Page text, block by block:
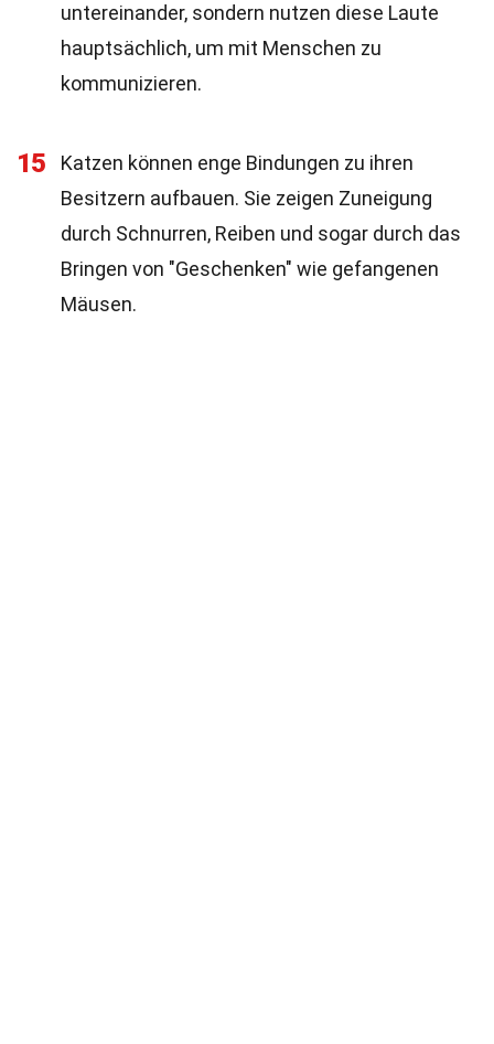
untereinander, sondern nutzen diese Laute
hauptsächlich, um mit Menschen zu
kommunizieren.
15
Katzen können enge Bindungen zu ihren
Besitzern aufbauen. Sie zeigen Zuneigung
durch Schnurren, Reiben und sogar durch das
Bringen von "Geschenken" wie gefangenen
Mäusen.